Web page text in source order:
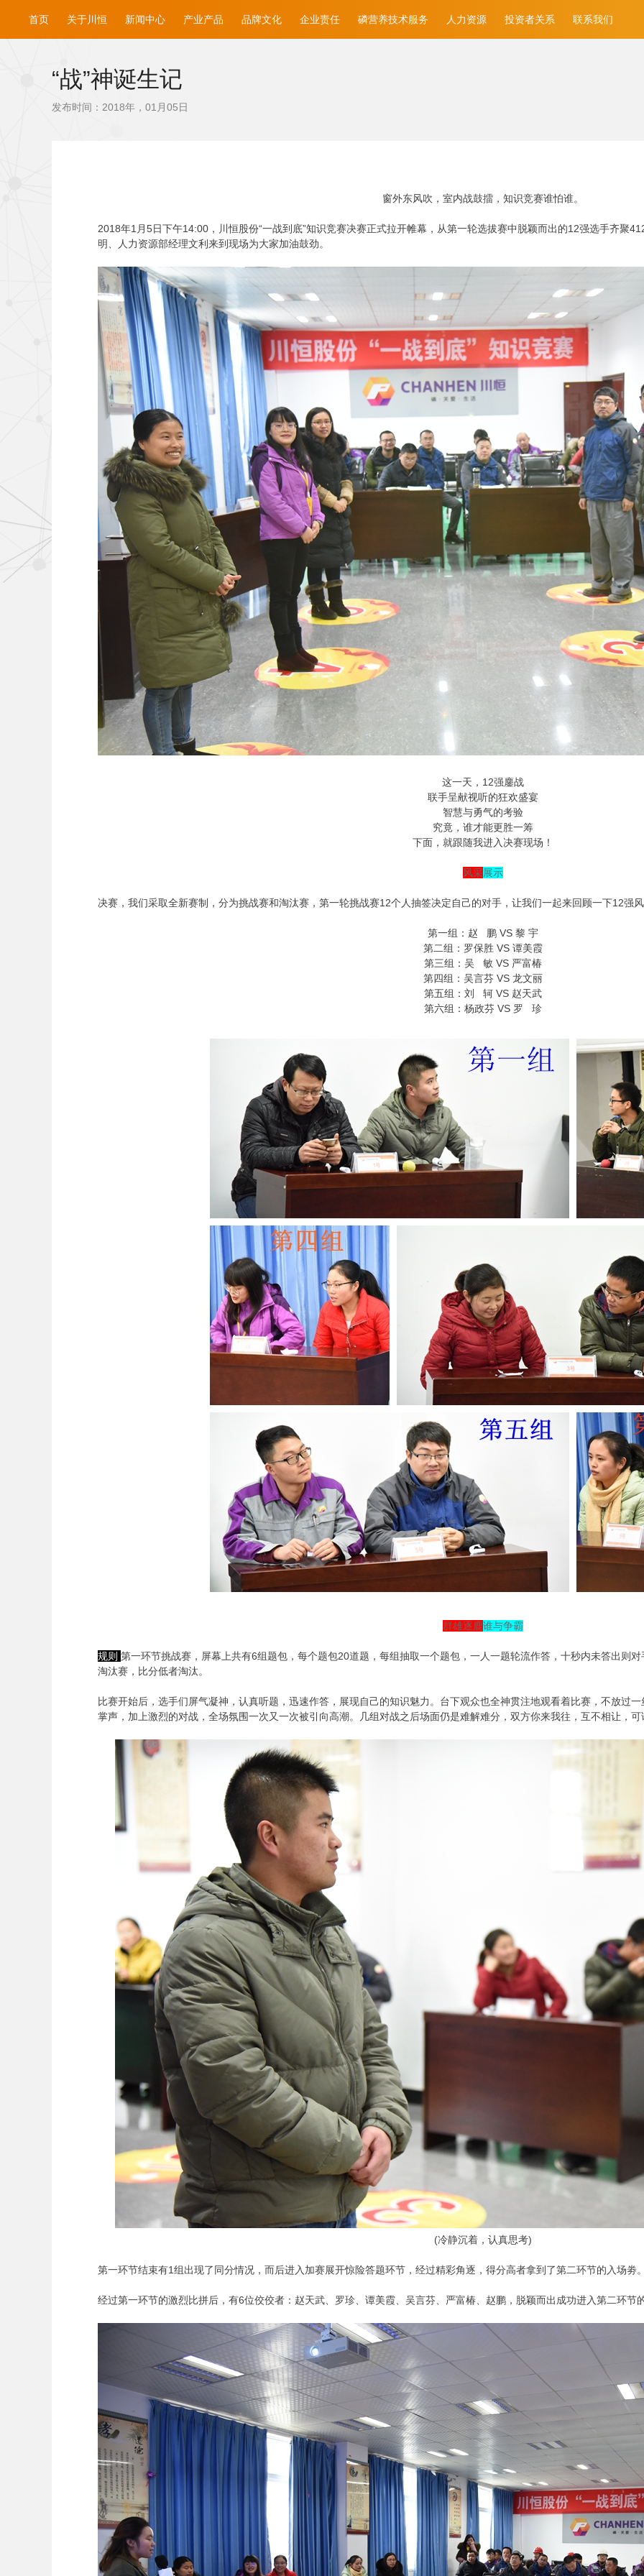
首页 关于川恒 新闻中心 产业产品 品牌文化 企业责任 磷营养技术服务 人力资源 投资者关系 联系我们
“战”神诞生记
发布时间：2018年，01月05日
窗外东风吹，室内战鼓擂，知识竞赛谁怕谁。
2018年1月5日下午14:00，川恒股份“一战到底”知识竞赛决赛正式拉开帷幕，从第一轮选拔赛中脱颖而出的12强选手齐聚
明、人力资源部经理文利来到现场为大家加油鼓劲。
这一天，12强鏖战
联手呈献视听的狂欢盛宴
智慧与勇气的考验
究竟，谁才能更胜一筹
下面，就跟随我进入决赛现场！
风采展示
决赛，我们采取全新赛制，分为挑战赛和淘汰赛，第一轮挑战赛12个人抽签决定自己的对手，让我们一起来回顾一下12强
第一组：赵 鹏 VS 黎 宇
第二组：罗保胜 VS 谭美霞
第三组：吴 敏 VS 严富椿
第四组：吴言芬 VS 龙文丽
第五组：刘 轲 VS 赵天武
第六组：杨政芬 VS 罗 珍
群雄逐鹿谁与争霸
规则 第一环节挑战赛，屏幕上共有6组题包，每个题包20道题，每组抽取一个题包，一人一题轮流作答，十秒内未答出则
淘汰赛，比分低者淘汰。
比赛开始后，选手们屏气凝神，认真听题，迅速作答，展现自己的知识魅力。台下观众也全神贯注地观看着比赛，不放过
掌声，加上激烈的对战，全场氛围一次又一次被引向高潮。几组对战之后场面仍是难解难分，双方你来我往，互不相让，
(冷静沉着，认真思考)
第一环节结束有1组出现了同分情况，而后进入加赛展开惊险答题环节，经过精彩角逐，得分高者拿到了第二环节的入场劵
经过第一环节的激烈比拼后，有6位佼佼者：赵天武、罗珍、谭美霞、吴言芬、严富椿、赵鹏，脱颖而出成功进入第二环节